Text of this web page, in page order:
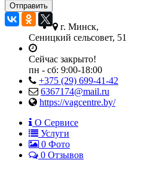
г. Минск,
Сеницкий сельсовет, 51
Сейчас закрыто!
пн - сб: 9:00-18:00
+375 (29) 699-41-42
6367174@mail.ru
https://vagcentre.by/
О Сервисе
Услуги
0 Фото
0 Отзывов